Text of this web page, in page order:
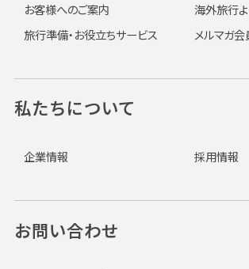
お客様へのご案内
海外旅行
旅行準備・お役立ちサービス
メルマガ
私たちについて
企業情報 採用情報
お問い合わせ